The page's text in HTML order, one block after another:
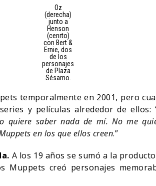
Oz
(derecha)
junto a
Henson
(cenrto)
con Bert &
Ernie, dos
de los
personajes
de Plaza
Sésamo.
temporalmente en 2001, pero
y películas alrededor de ellos:
quiere saber nada de mí. No me
en los que ellos creen.”
A los 19 años se sumó a la
creó personajes
DESTIN DANIEL CRETTON
SOBRE LA CANCELACIÓN
DE WONDER MAN
04/08/2026